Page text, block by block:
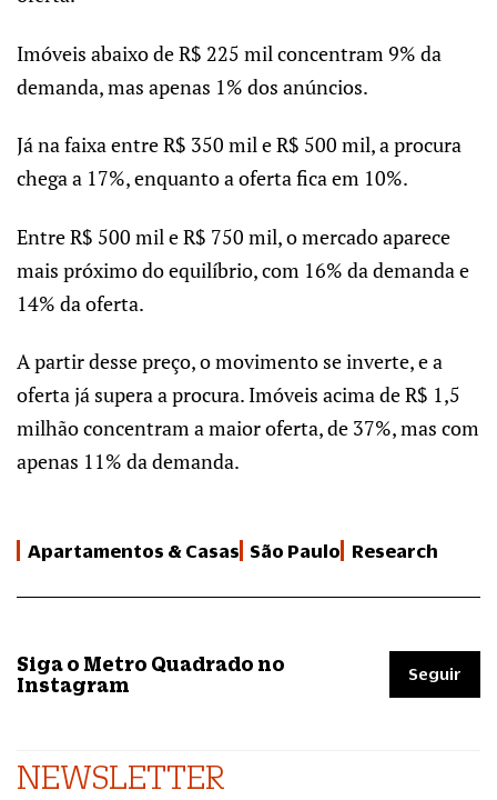
Imóveis abaixo de R$ 225 mil concentram 9% da
demanda, mas apenas 1% dos anúncios.
Já na faixa entre R$ 350 mil e R$ 500 mil, a procura
chega a 17%, enquanto a oferta fica em 10%.
Entre R$ 500 mil e R$ 750 mil, o mercado aparece
mais próximo do equilíbrio, com 16% da demanda e
14% da oferta.
A partir desse preço, o movimento se inverte, e a
oferta já supera a procura. Imóveis acima de R$ 1,5
milhão concentram a maior oferta, de 37%, mas com
apenas 11% da demanda.
Apartamentos & Casas São Paulo Research
Siga o Metro Quadrado no
Instagram
Seguir
NEWSLETTER